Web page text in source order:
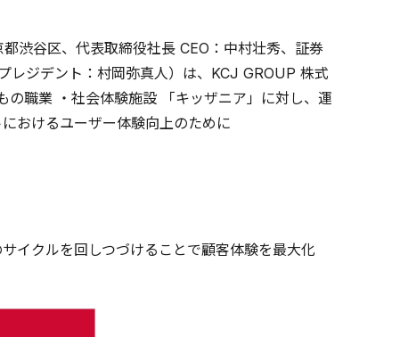
渋谷区、代表取締役社長 CEO：中村壮秀、証券
レジデント：村岡弥真人）は、KCJ GROUP 株式
職業 ・社会体験施設 「キッザニア」に対し、運
おけるユーザー体験向上のために
イクルを回しつづけることで顧客体験を最大化